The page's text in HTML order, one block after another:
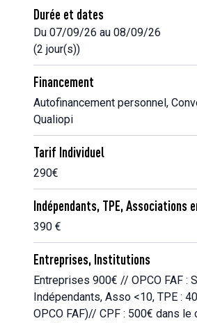
Durée et dates
Du 07/09/26 au 08/09/26
(2 jour(s))
Financement
Autofinancement personnel,
Qualiopi
Tarif Individuel
290€
Indépendants, TPE, Associations
390 €
Entreprises, Institutions
Entreprises 900€ // OPCO FAF :
Indépendants, Asso <10, TPE :
OPCO FAF)// CPF : 500€ dans le